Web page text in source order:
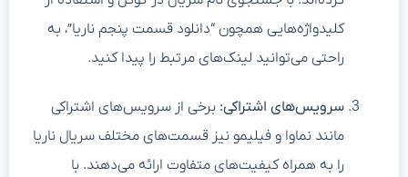
کلیدواژه‌هایی همچون “دانلود قسمت پنجم ناریا”، به
راحتی می‌توانید لینک‌های مرتبط را پیدا کنید.
سرویس‌های اشتراکی: برخی از سرویس‌های اشتراکی
مانند نماوا و فیلیمو نیز قسمت‌های مختلف سریال ناریا
را به همراه کیفیت‌های متفاوت ارائه می‌دهند. با